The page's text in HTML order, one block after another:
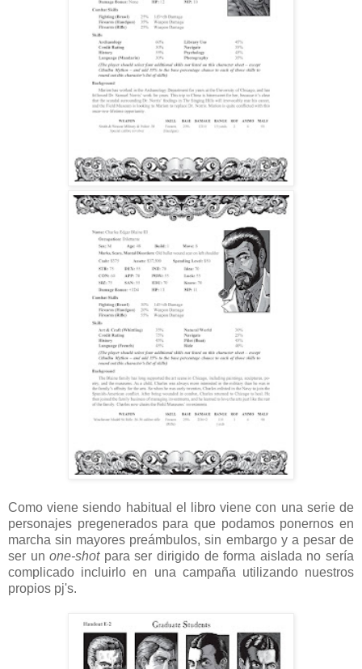
Como viene siendo habitual el libro viene con una serie de
personajes pregenerados para que podamos ponernos en
marcha sin mayores preámbulos, sin embargo y a pesar de
ser unone-shotpara ser dirigido de forma aislada no sería
complicado incluirlo en una campaña utilizando nuestros
propios pj's.